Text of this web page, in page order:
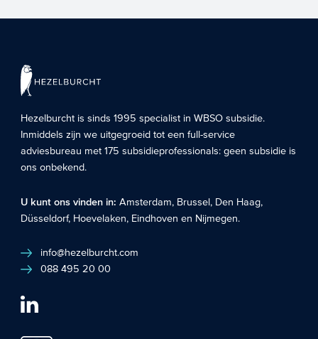
dan 125.000 werknemers...
Hezelburcht is sinds 1995 specialist inWBSO subsidie.
Inmiddels zijn we uitgegroeid tot een full-service
adviesbureau met 175 subsidieprofessionals: geen subsidie is
ons onbekend.
U kunt ons vinden in:Amsterdam, Brussel, Den Haag,
Düsseldorf, Hoevelaken, Eindhoven en Nijmegen.
info@hezelburcht.com
088 495 20 00